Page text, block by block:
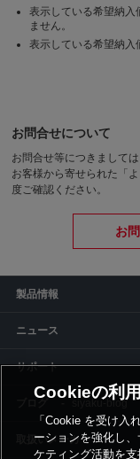
表示している希望納入
ません。
表示している希望納入
お問合せについて
お問合せ等につきまして
お客様から寄せられた「
度ご確認ください。
お
製品情報
ニュース
サポート
siyaku-blog
取扱いメーカー
Cookieの利
「Cookie を受け入
ーションを強化し
ケティング活動を